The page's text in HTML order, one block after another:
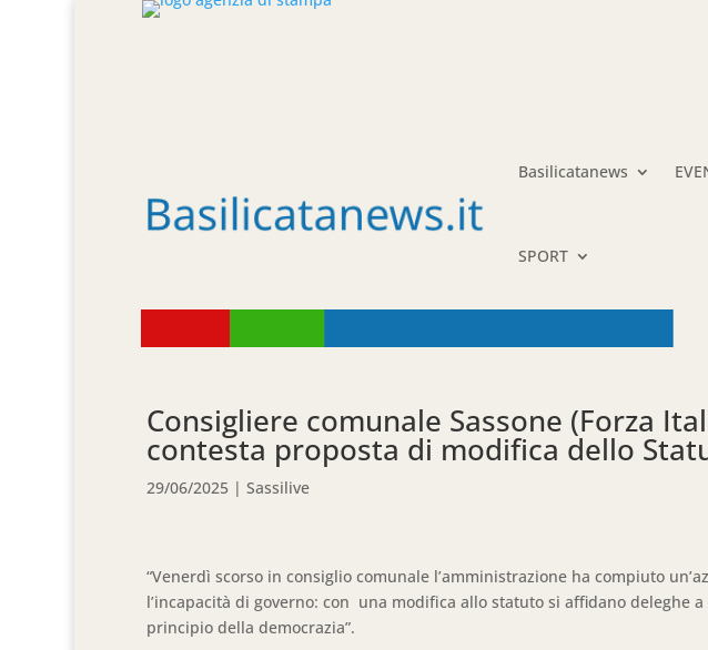
Basilicatanews
SPORT
Consigliere comunale Sassone (Forza
contesta proposta di modifica dello
29/06/2025 |Sassilive
“Venerdì scorso in consiglio comunale l’amministrazione ha compiuto
l’incapacità di governo: con una modifica allo statuto si affidano deleghe
principio della democrazia”.